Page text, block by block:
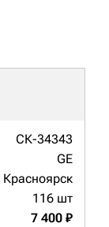
СК-34343
GE
Красноярск
116 шт
7 400 ₽